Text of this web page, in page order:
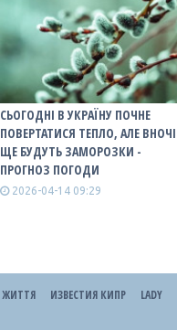
СЬОГОДНІ В УКРАЇНУ ПОЧНЕ
ПОВЕРТАТИСЯ ТЕПЛО, АЛЕ ВНОЧІ
ЩЕ БУДУТЬ ЗАМОРОЗКИ -
ПРОГНОЗ ПОГОДИ
2026-04-14 09:29
ЖИТТЯ ИЗВЕСТИЯ КИПР LADY